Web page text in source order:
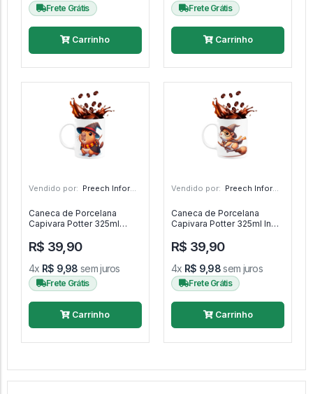
Frete Grátis
Carrinho
Frete Grátis
Carrinho
Vendido por: Preech Informática - PR
Caneca de Porcelana
Capivara Potter 325ml
R$ 39,90
4x R$ 9,98 sem juros
Frete Grátis
Carrinho
Vendido por: Preech Informática - PR
Caneca de Porcelana
Capivara Potter 325ml In
R$ 39,90
4x R$ 9,98sem juros
Frete Grátis
Carrinho